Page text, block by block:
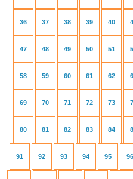
36 37 38 39 40
47 48 49 50 51
58 59 60 61 62
69 70 71 72 73
80 81 82 83 84
91 92 93 94 95 96